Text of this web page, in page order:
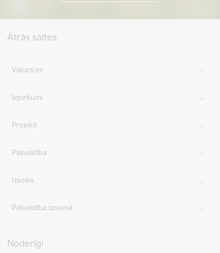
Ātrās saites
Vakances
Iepirkumi
Projekti
Pašvaldība
Izsoles
Pašvaldība iznomā
Noderīgi